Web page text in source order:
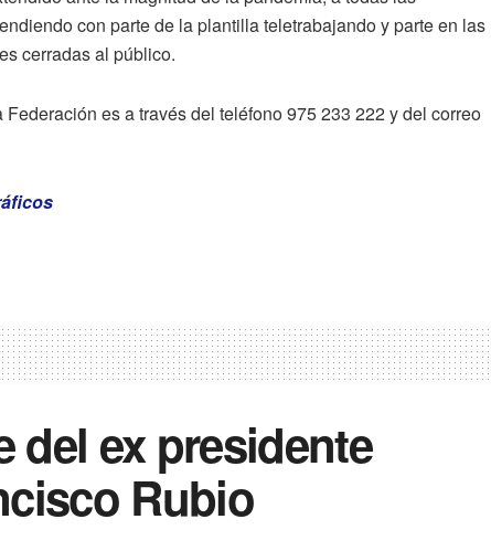
con parte de la plantilla teletrabajando y parte en las
cerradas al público.
es a través del teléfono 975 233 222 y del correo
del ex presidente
Rubio